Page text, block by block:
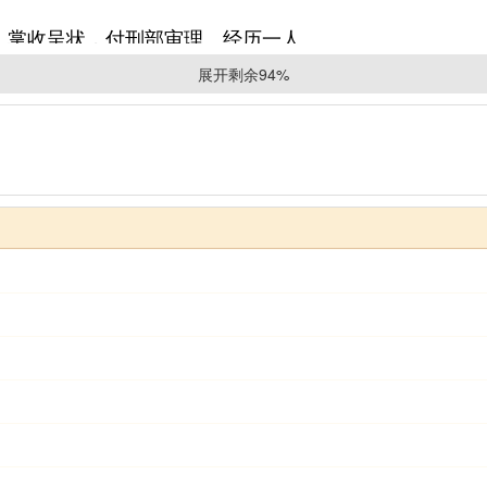
呈状，付刑部审理。经历一人。
一人，左、右评事各三人。(隆庆三年，革左、右
一人。
士三人，助教六人，学正五人，学录二人，典籍一
郎二人，赞礼郎七人，(嘉靖中，革赞礼郎一人。)
。皇陵奉祀、祀丞各二。孝陵、扬王坟、徐王坟各
展开剩余94%